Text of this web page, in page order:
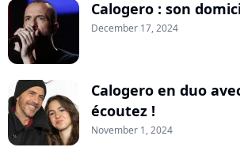
Calogero : son
December 17, 2024
Calogero en duo
écoutez !
November 1, 2024